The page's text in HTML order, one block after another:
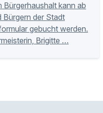
Bürgerhaushalt kann ab
der Stadt
gebucht werden.
Brigitte …